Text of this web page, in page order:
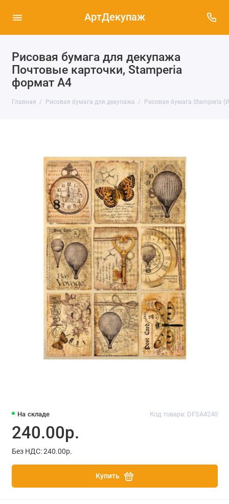
АртДекупаж
Рисовая бумага для декупажа
Почтовые карточки, Stamperia
формат А4
Главная Рисовая бумага для декупажа Рисовая бумага Stamperia
На складе Код товара: DFSA4240
240.00р.
Без НДС: 240.00р.
Купить